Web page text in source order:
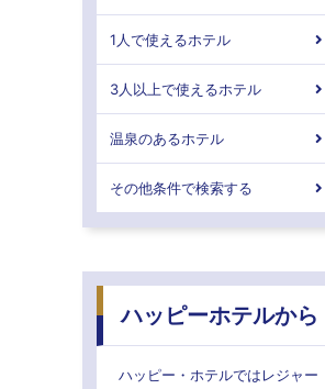
1人で使えるホテル
3人以上で使えるホテル
温泉のあるホテル
その他条件で検索する
ハッピーホテルから
ハッピー・ホテルではレジャー